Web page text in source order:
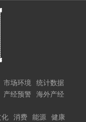
市场环境
统计数据
产经预警
海外产经
化 消费 能源
健康